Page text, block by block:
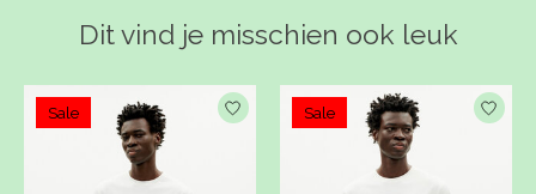
Dit vind je misschien ook leuk
Items van productcarrousel
Sale Sale